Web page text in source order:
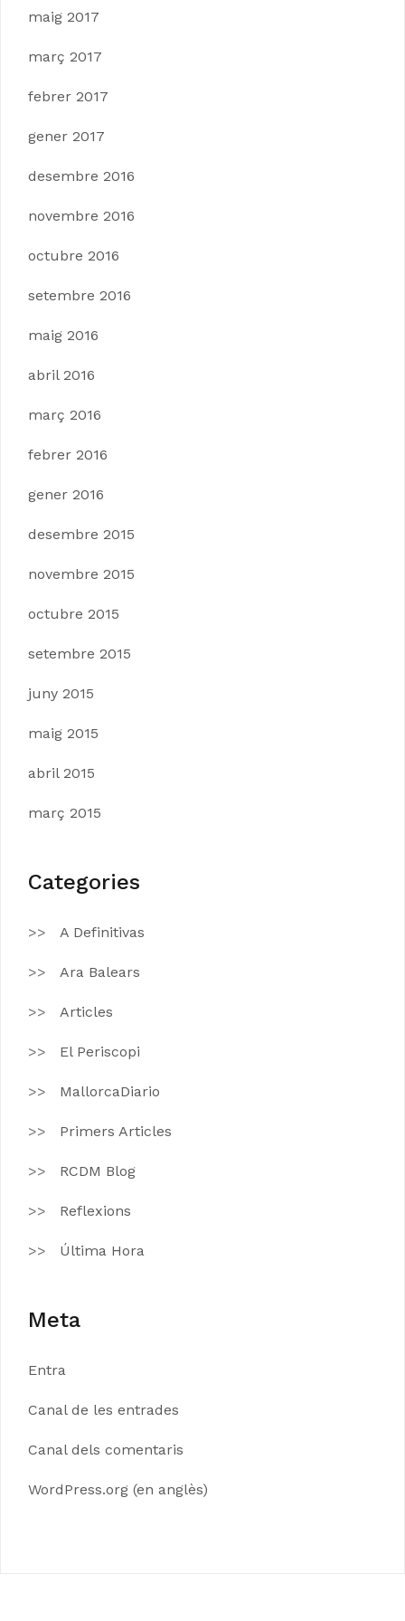
maig 2017
març 2017
febrer 2017
gener 2017
desembre 2016
novembre 2016
octubre 2016
setembre 2016
maig 2016
abril 2016
març 2016
febrer 2016
gener 2016
desembre 2015
novembre 2015
octubre 2015
setembre 2015
juny 2015
maig 2015
abril 2015
març 2015
Categories
A Definitivas
Ara Balears
Articles
El Periscopi
MallorcaDiario
Primers Articles
RCDM Blog
Reflexions
Última Hora
Meta
Entra
Canal de les entrades
Canal dels comentaris
WordPress.org (en anglès)